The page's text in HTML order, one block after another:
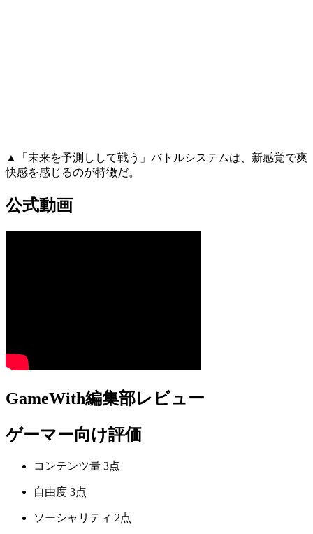
▲「未来を予測しして戦う」バトルシステムは、新感覚で爽
快感を感じるのが特徴だ。
公式動画
GameWith編集部レビュー
ゲーマー向け評価
コンテンツ量 3点
自由度 3点
ソーシャリティ 2点